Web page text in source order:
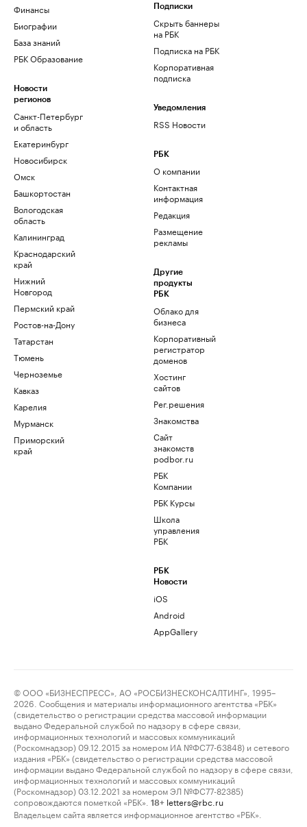
Финансы
Биографии
База знаний
РБК Образование
Новости
регионов
Санкт-Петербург
и область
Екатеринбург
Новосибирск
Омск
Башкортостан
Вологодская
область
Калининград
Краснодарский
край
Нижний
Новгород
Пермский край
Ростов-на-Дону
Татарстан
Тюмень
Черноземье
Кавказ
Карелия
Мурманск
Приморский
край
Подписки
Скрыть баннеры
на РБК
Подписка на РБК
Корпоративная
подписка
Уведомления
RSS Новости
РБК
О компании
Контактная
информация
Редакция
Размещение
рекламы
Другие
продукты
РБК
Облако для
бизнеса
Корпоративный
регистратор
доменов
Хостинг
сайтов
Рег.решения
Знакомства
Сайт
знакомств
podbor.ru
РБК
Компании
РБК Курсы
Школа
управления
РБК
РБК
Новости
iOS
Android
AppGallery
© ООО «БИЗНЕСПРЕСС», АО «РОСБИЗНЕСКОНСАЛТИНГ», 1995–
2026. Сообщения и материалы информационного агентства «РБК»
(свидетельство о регистрации средства массовой информации
выдано Федеральной службой по надзору в сфере связи,
информационных технологий и массовых коммуникаций
(Роскомнадзор) 09.12.2015 за номером ИА №ФС77-63848) и сетевого
издания «РБК» (свидетельство о регистрации средства массовой
информации выдано Федеральной службой по надзору в сфере связи,
информационных технологий и массовых коммуникаций
(Роскомнадзор) 03.12.2021 за номером ЭЛ №ФС77-82385)
сопровождаются пометкой «РБК».
18+ letters@rbc.ru
Владельцем сайта является информационное агентство «РБК».